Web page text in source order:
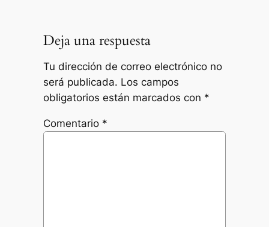
Deja una respuesta
Tu dirección de correo electrónico no
será publicada. Los campos
obligatorios están marcados con *
Comentario *